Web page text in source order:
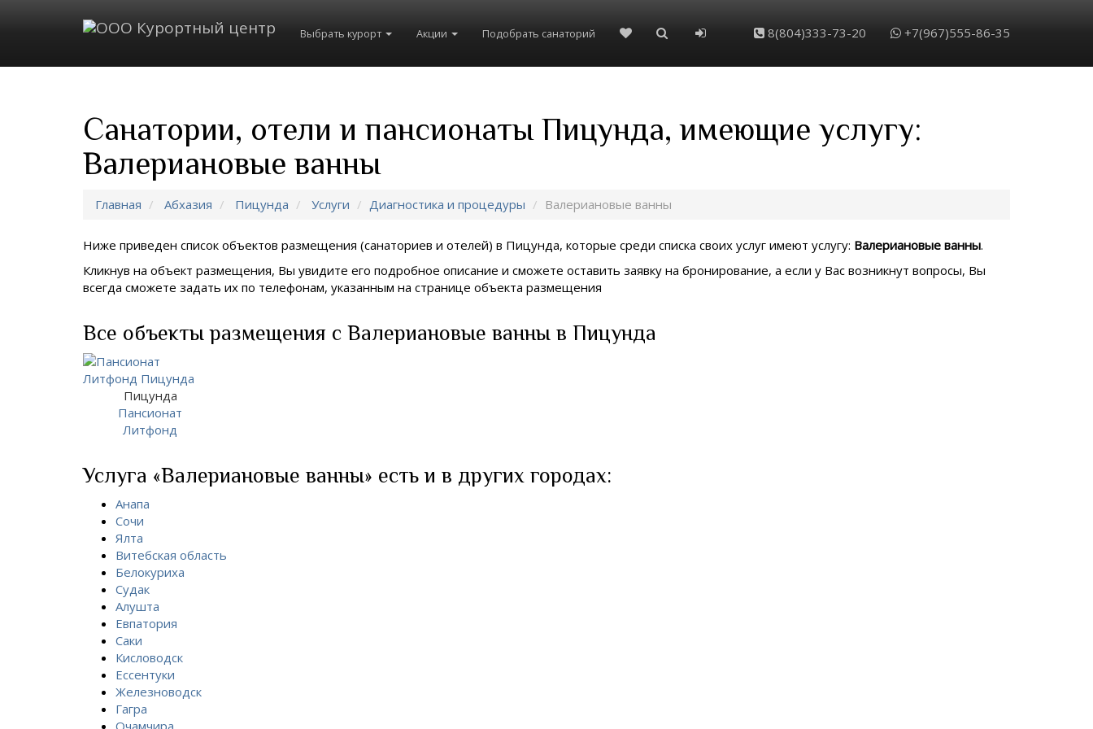
Выбрать курорт Акции Подобрать санаторий 8(804)333-73-20 +7(967)555-86-35
Санатории, отели и пансионаты Пицунда, имеющие услугу:
Валериановые ванны
Главная Абхазия Пицунда Услуги Диагностика и процедуры Валериановые ванны
Ниже приведен список объектов размещения (санаториев и отелей) в Пицунда, которые среди списка своих услуг имеют услугу: Валериановые ванны.
Кликнув на объект размещения, Вы увидите его подробное описание и сможете оставить заявку на бронирование, а если у Вас возникнут вопросы, Вы
всегда сможете задать их по телефонам, указанным на странице объекта размещения
Все объекты размещения с Валериановые ванны в Пицунда
Пицунда
Пансионат
Литфонд
Услуга «Валериановые ванны» есть и в других городах:
Анапа
Сочи
Ялта
Витебская область
Белокуриха
Судак
Алушта
Евпатория
Саки
Кисловодск
Ессентуки
Железноводск
Гагра
Очамчира